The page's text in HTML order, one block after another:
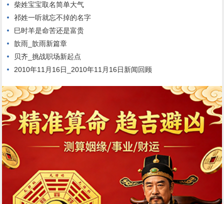
柴姓宝宝取名简单大气
祁姓一听就忘不掉的名字
巳时羊是命苦还是富贵
歆雨_歆雨新篇章
贝齐_挑战职场新起点
2010年11月16日_2010年11月16日新闻回顾